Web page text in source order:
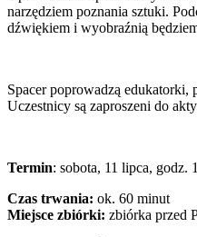
narzędziem poznania sztuki.
dźwiękiem i wyobraźnią
Spacer poprowadzą
Uczestnicy są zaproszeni do
Termin: sobota, 11 lipca, godz.
Czas trwania: ok. 60 minut
Miejsce zbiórki: zbiórka przed